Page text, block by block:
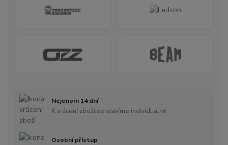
Nejenom 14 dní
K vrácení zboží se stavíme individuálně
Osobní přístup